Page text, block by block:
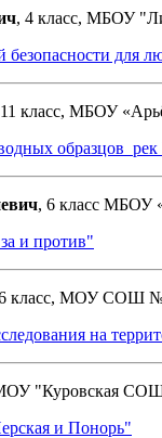
, 4 класс, МБОУ
безопасности для
класс, МБОУ
образцов рек
, 6 класс МБОУ
и против"
класс, МОУ СОШ
на
МОУ "Куровская
и Понорь"